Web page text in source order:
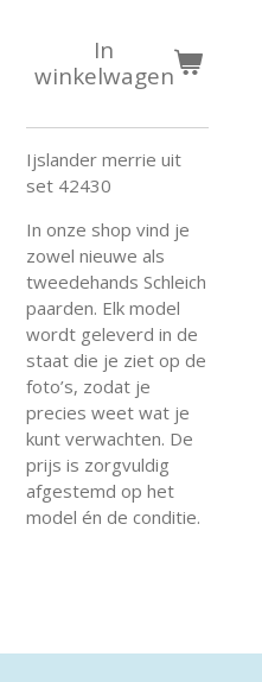
In
winkelwagen
Ijslander merrie uit
set 42430
In onze shop vind je
zowel nieuwe als
tweedehands Schleich
paarden. Elk model
wordt geleverd in de
staat die je ziet op de
foto’s, zodat je
precies weet wat je
kunt verwachten. De
prijs is zorgvuldig
afgestemd op het
model én de conditie.